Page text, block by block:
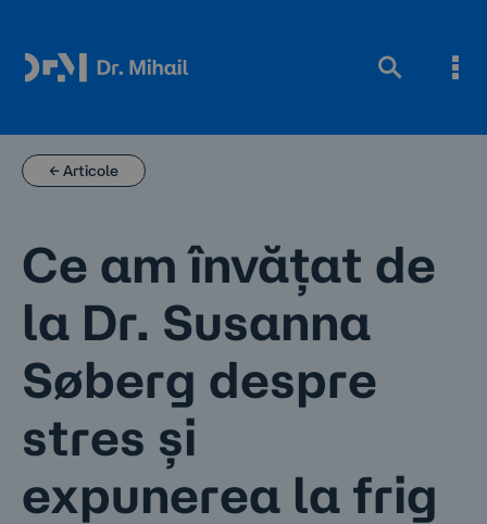
content
← Articole
Ce am învățat de
la Dr. Susanna
Søberg despre
stres și
expunerea la frig